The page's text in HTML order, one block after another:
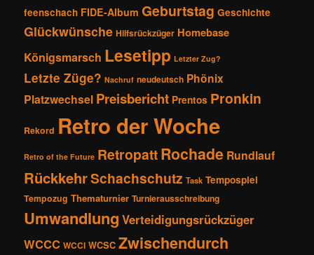
feenschach FIDE-Album Geburtstag Geschichte
Glückwünsche Hilfsrückzüger Homebase
Königsmarsch Lesetipp Letzter Zug?
Letzte Züge? Nachruf neudeutsch Phönix
Platzwechsel Preisbericht Prentos Pronkin
Rekord Retro der Woche
Retro of the Future RetropattRochade Rundlauf
RückkehrSchachschutz Task Tempospiel
Tempozug Thematurnier Turnierausschreibung
Umwandlung Verteidigungsrückzüger
WCCC WCCI WCSC Zwischendurch